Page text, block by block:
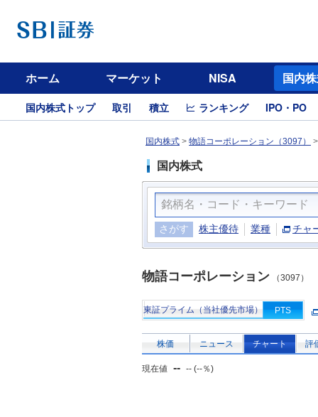
ホーム マーケット NISA 国内
国内株式トップ 取引 積立 ランキング IPO・PO
国内株式 > 物語コーポレーション（3097）
国内株式
さがす 株主優待 業種 チャ
物語コーポレーション （3097）
東証プライム（当社優先市場） PTS
株価 ニュース チャート 評
現在値 -- -- (--％)